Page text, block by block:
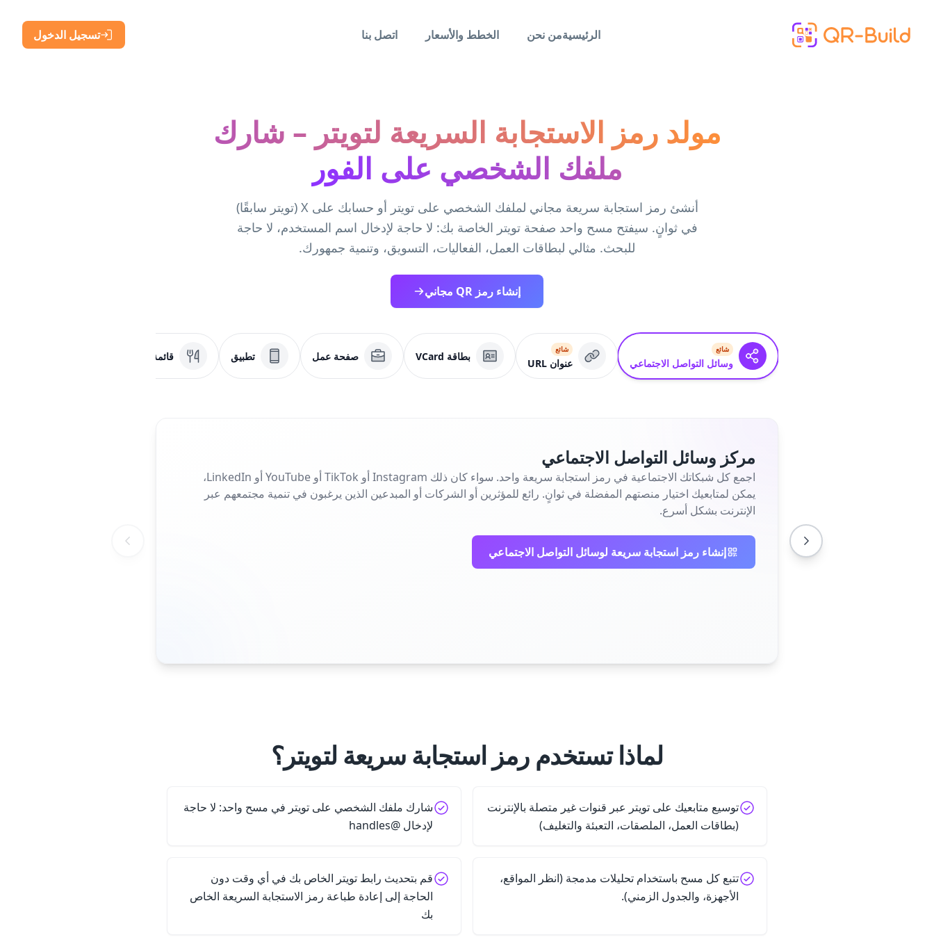
الرئيسيةمن نحن الخطط والأسعار اتصل بنا تسجيل الدخول
مولد رمز الاستجابة السريعة لتويتر – شارك
ملفك الشخصي على الفور
أنشئ رمز استجابة سريعة مجاني لملفك الشخصي على تويتر أو حسابك على X (تويتر سابقًا)
في ثوانٍ. سيفتح مسح واحد صفحة تويتر الخاصة بك: لا حاجة لإدخال اسم المستخدم، لا حاجة
للبحث. مثالي لبطاقات العمل، الفعاليات، التسويق، وتنمية جمهورك.
إنشاء رمز QR مجاني
شائع
وسائل التواصل الاجتماعي
شائع
عنوان URL
بطاقة VCard صفحة عمل تطبيق قائمة طعام
مركز وسائل التواصل الاجتماعي
اجمع كل شبكاتك الاجتماعية في رمز استجابة سريعة واحد. سواء كان ذلك Instagram أو TikTok أو YouTube أو LinkedIn،
يمكن لمتابعيك اختيار منصتهم المفضلة في ثوانٍ. رائع للمؤثرين أو الشركات أو المبدعين الذين يرغبون في تنمية مجتمعهم عبر
الإنترنت بشكل أسرع.
إنشاء رمز استجابة سريعة لوسائل التواصل الاجتماعي
لماذا تستخدم رمز استجابة سريعة لتويتر؟
توسيع متابعيك على تويتر عبر قنوات غير متصلة بالإنترنت
(بطاقات العمل، الملصقات، التعبئة والتغليف)
شارك ملفك الشخصي على تويتر في مسح واحد: لا حاجة
لإدخال @handles
تتبع كل مسح باستخدام تحليلات مدمجة (انظر المواقع،
الأجهزة، والجدول الزمني).
قم بتحديث رابط تويتر الخاص بك في أي وقت دون
الحاجة إلى إعادة طباعة رمز الاستجابة السريعة الخاص
بك